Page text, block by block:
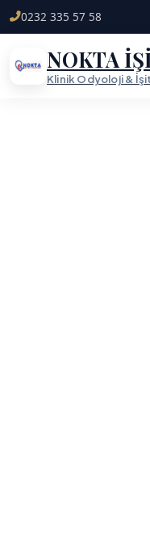
0232 335 57 58
NOKTA
Klinik Odyoloji &